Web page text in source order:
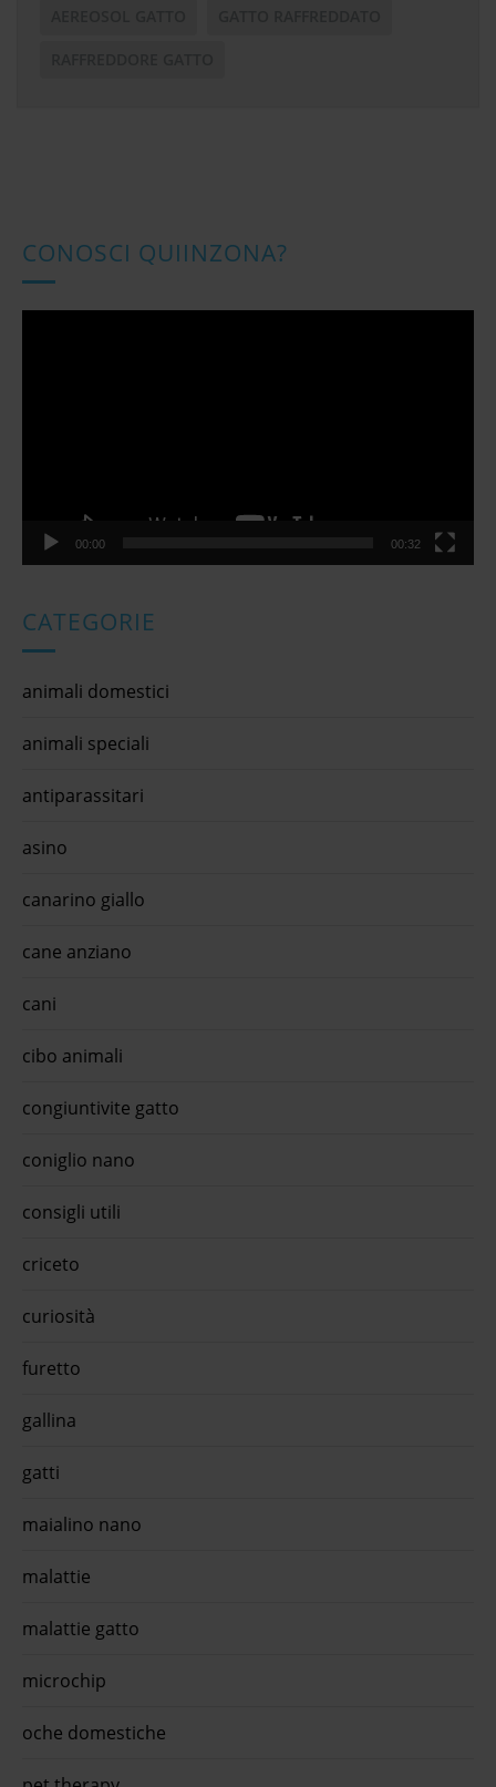
CONOSCI QUIINZONA?
00:00 00:32
CATEGORIE
animali domestici
animali speciali
antiparassitari
asino
canarino giallo
cane anziano
cani
cibo animali
congiuntivite gatto
coniglio nano
consigli utili
criceto
curiosità
furetto
gallina
gatti
maialino nano
malattie
malattie gatto
microchip
oche domestiche